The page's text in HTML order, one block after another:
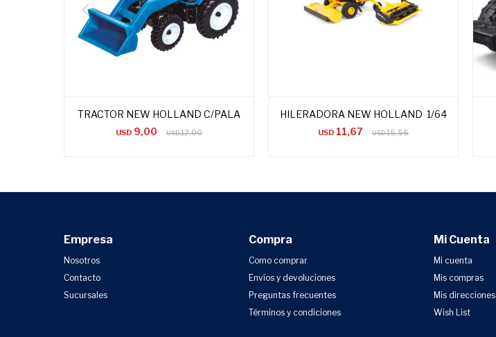
TRACTOR NEW HOLLAND C/PALA
USD 9,00 USD12,00
HILERADORA NEW HOLLAND 1/64
USD 11,67 USD15,56
Empresa
Nosotros
Contacto
Sucursales
Compra
Como comprar
Envíos y devoluciones
Preguntas frecuentes
Términos y condiciones
Mi Cuenta
Mi cuenta
Mis compras
Mis direcciones
Wish List